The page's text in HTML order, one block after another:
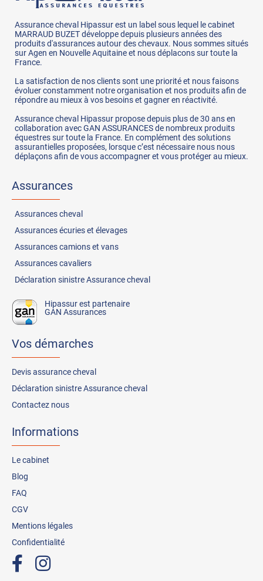
Assurance cheval Hipassur est un label sous lequel le cabinet
MARRAUD BUZET développe depuis plusieurs années des
produits d'assurances autour des chevaux. Nous sommes situés
sur Agen en Nouvelle Aquitaine et nous déplacons sur toute la
France.
La satisfaction de nos clients sont une priorité et nous faisons
évoluer constamment notre organisation et nos produits afin de
répondre au mieux à vos besoins et gagner en réactivité.
Assurance cheval Hipassur propose depuis plus de 30 ans en
collaboration avec GAN ASSURANCES de nombreux produits
équestres sur toute la France. En complément des solutions
assurantielles proposées, lorsque c’est nécessaire nous nous
déplaçons afin de vous accompagner et vous protéger au mieux.
Assurances
Assurancescheval
Assurancesécuries et élevages
Assurancescamions et vans
Assurancescavaliers
Déclaration sinistre Assurance cheval
Hipassur est partenaire
GAN Assurances
Vos démarches
Devis assurance cheval
Déclaration sinistre Assurance cheval
Contactez nous
Informations
Le cabinet
Blog
FAQ
CGV
Mentions légales
Confidentialité